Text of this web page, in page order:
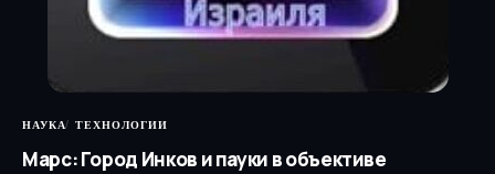
НАУКА ТЕХНОЛОГИИ
Марс: Город Инков и пауки в объективе